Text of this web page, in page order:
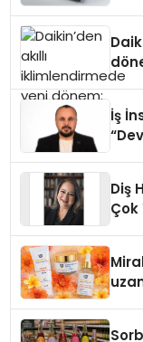
İş
Diş
Çok